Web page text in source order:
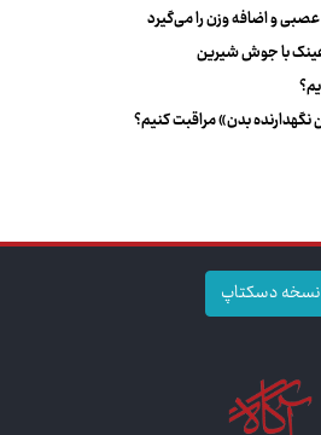
با جوش شیرین
نگهدارنده بدن» مراقبت کنیم؟
نسخه دسکتاپ